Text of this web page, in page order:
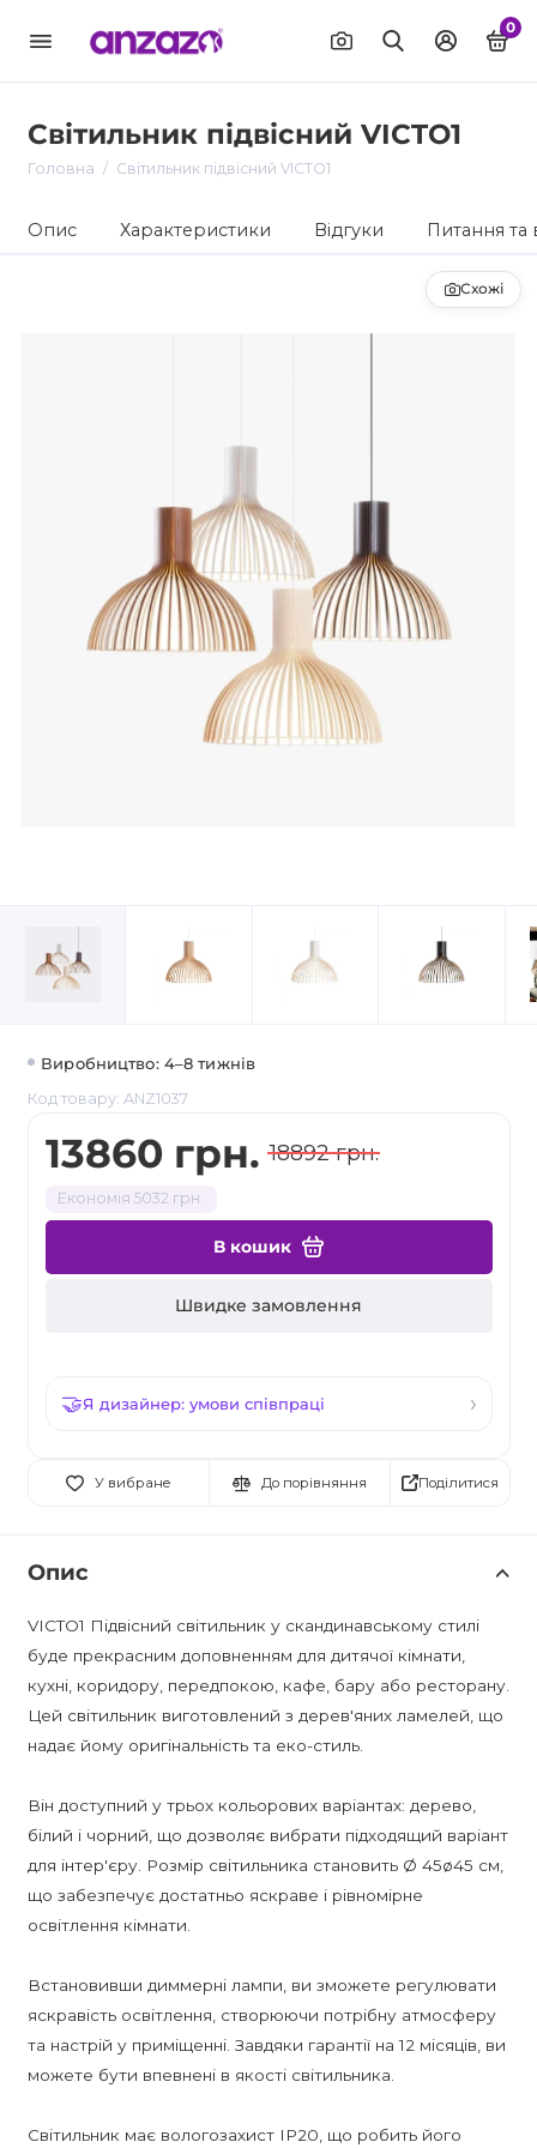
0
Світильник підвісний VICTO1
Головна Світильник підвісний VICTO1
Опис Характеристики Відгуки Питання та
Схожі
Виробництво: 4–8 тижнів
Код товару: ANZ1037
13860 грн. 18892 грн.
Економія 5032 грн.
В кошик
Швидке замовлення
Я дизайнер: умови співпраці
У вибране До порівняння Поділитися
Опис
VICTO1 Підвісний світильник у скандинавському стилі
буде прекрасним доповненням для дитячої кімнати,
кухні, коридору, передпокою, кафе, бару або ресторану.
Цей світильник виготовлений з дерев'яних ламелей, що
надає йому оригінальність та еко-стиль.
Він доступний у трьох кольорових варіантах: дерево,
білий і чорний, що дозволяє вибрати підходящий варіант
для інтер'єру. Розмір світильника становить Ø 45ø45 см,
що забезпечує достатньо яскраве і рівномірне
освітлення кімнати.
Встановивши диммерні лампи, ви зможете регулювати
яскравість освітлення, створюючи потрібну атмосферу
та настрій у приміщенні. Завдяки гарантії на 12 місяців, ви
можете бути впевнені в якості світильника.
Світильник має вологозахист IP20, що робить його